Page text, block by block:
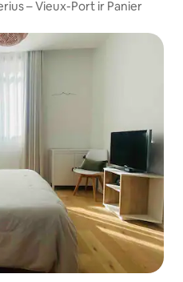
– Vieux-Port ir Panier